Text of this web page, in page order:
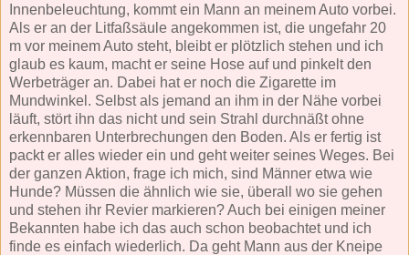
Innenbeleuchtung, kommt ein Mann an meinem Auto vorbei.
Als er an der Litfaßsäule angekommen ist, die ungefahr 20
m vor meinem Auto steht, bleibt er plötzlich stehen und ich
glaub es kaum, macht er seine Hose auf und pinkelt den
Werbeträger an. Dabei hat er noch die Zigarette im
Mundwinkel. Selbst als jemand an ihm in der Nähe vorbei
läuft, stört ihn das nicht und sein Strahl durchnäßt ohne
erkennbaren Unterbrechungen den Boden. Als er fertig ist
packt er alles wieder ein und geht weiter seines Weges. Bei
der ganzen Aktion, frage ich mich, sind Männer etwa wie
Hunde? Müssen die ähnlich wie sie, überall wo sie gehen
und stehen ihr Revier markieren? Auch bei einigen meiner
Bekannten habe ich das auch schon beobachtet und ich
finde es einfach wiederlich. Da geht Mann aus der Kneipe